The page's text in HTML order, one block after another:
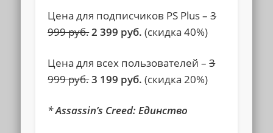
Цена для подписчиков PS Plus–3
999 руб.2 399 руб.(скидка 40%)
Цена для всех пользователей –3
999 руб.3 199 руб. (скидка 20%)
*Assassin’s Creed: Единство